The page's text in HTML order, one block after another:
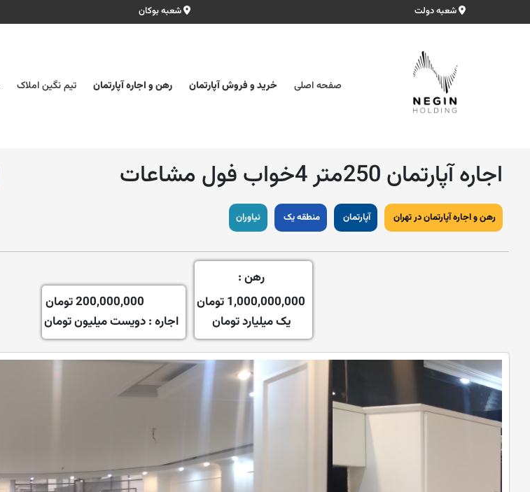
شعبه دولت شعبه بوکان
صفحه اصلی خرید و فروش آپارتمان رهن و اجاره آپارتمان تیم نگین املاک
اجاره آپارتمان 250متر 4خواب فول مشاعات
رهن و اجاره آپارتمان در تهران آپارتمان منطقه یک نیاوران
رهن :
1,000,000,000 تومان
یک میلیارد تومان
اجاره :
200,000,000 تومان
دویست میلیون تومان